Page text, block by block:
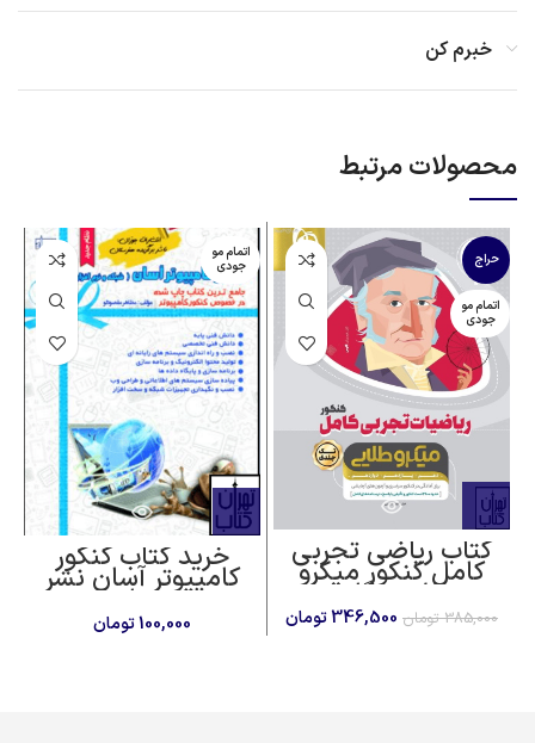
خبرم کن
محصولات مرتبط
حراج
اتمام مو
جودی
کتاب ریاضی تجربی
کامل کنکور میکرو
طلایی گاج
385,000 تومان قیمت
346,500تومانقیمت
فعلی
اتمام مو
جودی
خرید کتاب کنکور
کامپیوتر آسان نشر
جوزان
100,000تومان